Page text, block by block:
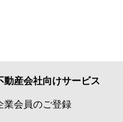
動産会社向けサービス
業会員のご登録